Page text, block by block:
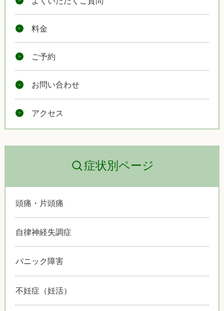
料金
ご予約
お問い合わせ
アクセス
症状別ページ
頭痛・片頭痛
自律神経失調症
パニック障害
不妊症（妊活）